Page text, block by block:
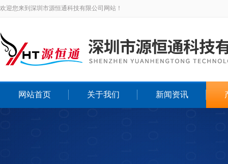
欢迎您来到深圳市源恒通科技有限公司网站！
网站首页 关于我们 新闻资讯